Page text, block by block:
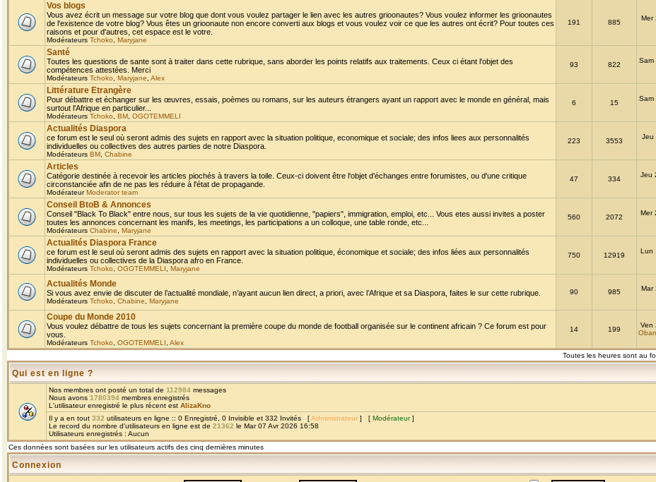
Vos blogs
Vous avez écrit un message sur votre blog que dont vous voulez partager le lien avec les autres grioonautes? Vous voulez informer les grioonautes
de l'existence de votre blog? Vous êtes un grioonaute non encore converti aux blogs et vous voulez voir ce que les autres ont écrit? Pour toutes ces
raisons et pour d'autres, cet espace est le votre.
Modérateurs Tchoko Maryjane
191 885
Mer
Santé
Toutes les questions de sante sont à traiter dans cette rubrique, sans aborder les points relatifs aux traitements. Ceux ci étant l'objet des
compétences attestées. Merci
Modérateurs Tchoko Maryjane Alex
93 822
Sam
Littérature Etrangère
Pour débattre et échanger sur les œuvres, essais, poèmes ou romans, sur les auteurs étrangers ayant un rapport avec le monde en général, mais
surtout l'Afrique en particulier...
Modérateurs Tchoko BM OGOTEMMELI
6 15
Sam
Actualités Diaspora
ce forum est le seul où seront admis des sujets en rapport avec la situation politique, economique et sociale; des infos liees aux personnalités
individuelles ou collectives des autres parties de notre Diaspora.
Modérateurs BM Chabine
223 3553
Jeu
Articles
Catégorie destinée à recevoir les articles piochés à travers la toile. Ceux-ci doivent être l'objet d'échanges entre forumistes, ou d'une critique
circonstanciée afin de ne pas les réduire à l'état de propagande.
ModérateurModerator team
47 334
Jeu
Conseil BtoB & Annonces
Conseil "Black To Black" entre nous, sur tous les sujets de la vie quotidienne, "papiers", immigration, emploi, etc... Vous etes aussi invites a poster
toutes les annonces concernant les manifs, les meetings, les participations a un colloque, une table ronde, etc...
Modérateurs Chabine Maryjane
560 2072
Mer
Actualités Diaspora France
ce forum est le seul où seront admis des sujets en rapport avec la situation politique, économique et sociale; des infos liées aux personnalités
individuelles ou collectives de la Diaspora afro en France.
Modérateurs Tchoko OGOTEMMELI Maryjane
750 12919
Lun
Actualités Monde
Si vous avez envie de discuter de l’actualité mondiale, n’ayant aucun lien direct, a priori, avec l’Afrique et sa Diaspora, faites le sur cette rubrique.
Modérateurs Tchoko Chabine Maryjane
90 985
Mar
Coupe du Monde 2010
Vous voulez débattre de tous les sujets concernant la première coupe du monde de football organisée sur le continent africain ? Ce forum est pour
vous.
Modérateurs Tchoko OGOTEMMELI Alex
14 199
Ven
Toutes les heures sont au
Qui est en ligne ?
Nos membres ont posté un total de 112984 messages
Nous avons 1780394 membres enregistrés
L'utilisateur enregistré le plus récent est AlizaKno
Il y a en tout 332 utilisateurs en ligne :: 0 Enregistré, 0 Invisible et 332 Invités [Administrateur ] [ Modérateur]
Le record du nombre d'utilisateurs en ligne est de 21362 le Mar 07 Avr 2026 16:58
Utilisateurs enregistrés : Aucun
Ces données sont basées sur les utilisateurs actifs des cinq dernières minutes
Connexion